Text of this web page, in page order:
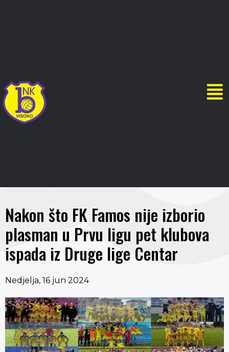
Nakon što FK Famos nije izborio
plasman u Prvu ligu pet klubova
ispada iz Druge lige Centar
Nedjelja, 16 jun 2024